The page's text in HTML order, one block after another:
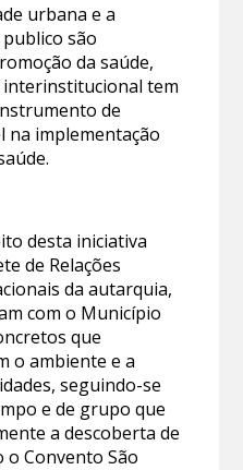
urbana e a
são
da saúde,
interinstitucional tem
de
na implementação
desta iniciativa
de Relações
da autarquia,
com o Município
que
o ambiente e a
seguindo-se
e de grupo que
a descoberta de
o Convento São